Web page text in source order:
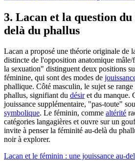
3. Lacan et la question
delà du phallus
Lacan a proposé une théorie originale de
distincte de l'opposition anatomique
la sexuation" distinguent deux positions
féminine, qui sont des modes de
phallique. Côté masculin, le sujet se
phallus, signifiant du désiret du manque.
jouissance supplémentaire, "pas-toute"
symbolique. Le féminin, comme altérité
catégories langagières et ouvre sur un
invite à penser la féminité au-delà du
noir à explorer.
Lacan et le féminin : une jouissance au-